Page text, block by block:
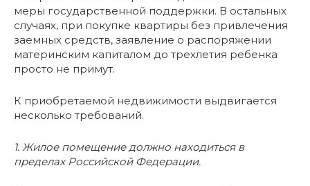
меры государственной поддержки. В остальных
случаях, при покупке квартиры без привлечения
заемных средств, заявление о распоряжении
материнским капиталом до трехлетия ребенка
просто не примут.
К приобретаемой недвижимости выдвигается
несколько требований.
1. Жилое помещение должно находиться в
пределах Российской Федерации.